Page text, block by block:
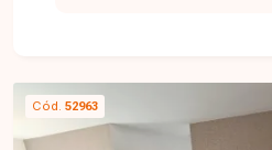
planejada, área de serviço e
Os ambientes são bem
Cód. 52963